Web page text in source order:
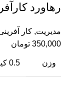
رهاورد
مدیریت, کار
350,000 تومان
وزن 0.5 کیلوگرم